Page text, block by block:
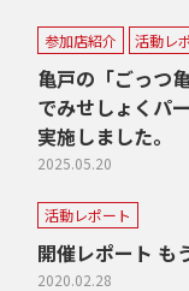
参加店紹介 活動レ
亀戸の「ごっつ
でみせしょくパ
実施しました。
2025.05.20
活動レポート
開催レポート も
2020.02.28